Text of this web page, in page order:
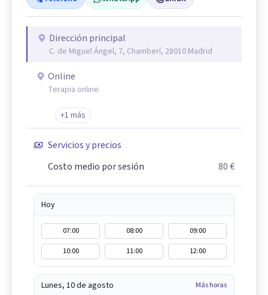
Dirección principal
C. de Miguel Ángel, 7, Chamberí, 28010 Madrid
Online
Terapia online
+1 más
Servicios y precios
Costo medio por sesión
80 €
Hoy
07:00 08:00
09:00
10:00
11:00 12:00
Lunes, 10 de agosto Más horas